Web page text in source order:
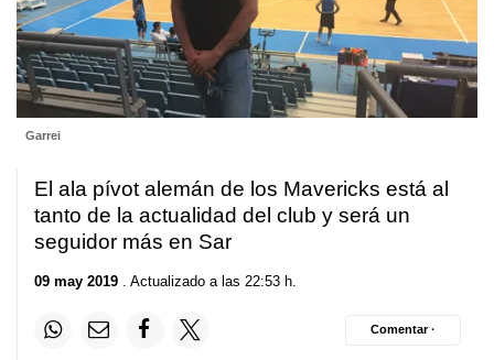
Garrei
El ala pívot alemán de los Mavericks está al
tanto de la actualidad del club y será un
seguidor más en Sar
09 may 2019 . Actualizado a las 22:53 h.
Comentar ·